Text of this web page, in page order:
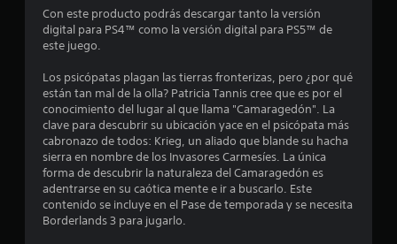
e
d
i
o
:
Con este producto podrás descargar tanto la versión
digital para PS4™ como la versión digital para PS5™ de
este juego.
Los psicópatas plagan las tierras fronterizas, pero ¿por qué
están tan mal de la olla? Patricia Tannis cree que es por el
conocimiento del lugar al que llama "Camaragedón". La
clave para descubrir su ubicación yace en el psicópata más
cabronazo de todos: Krieg, un aliado que blande su hacha
sierra en nombre de los Invasores Carmesíes. La única
forma de descubrir la naturaleza del Camaragedón es
adentrarse en su caótica mente e ir a buscarlo. Este
contenido se incluye en el Pase de temporada y se necesita
Borderlands 3 para jugarlo.